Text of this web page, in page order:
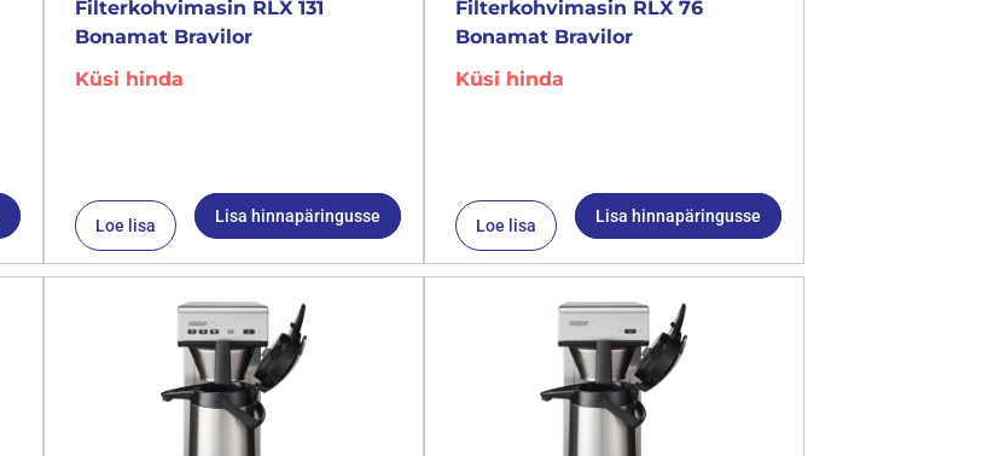
Filterkohvimasin RLX 131
Bonamat Bravilor
Küsi hinda
Loe lisa Lisa hinnapäringusse
Filterkohvimasin RLX 76
Bonamat Bravilor
Küsi hinda
Loe lisa Lisa hinnapäringusse